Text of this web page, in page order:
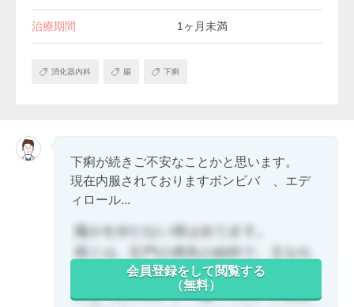
治療期間 1ヶ月未満
消化器内科 腸 下痢
下痢が続きご不安なことかと思います。
現在内服されておりますボンビバ 、エデ
ィロール...
会員登録をして閲覧する
（無料）